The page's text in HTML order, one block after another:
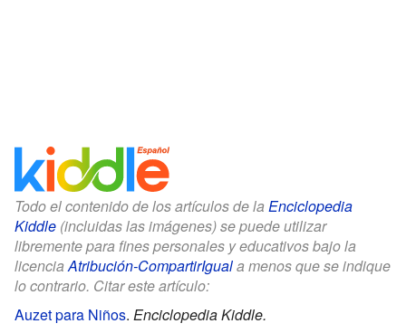
Todo el contenido de los artículos de la Enciclopedia
Kiddle (incluidas las imágenes) se puede utilizar
libremente para fines personales y educativos bajo la
licenciaAtribución-CompartirIguala menos que se indique
lo contrario. Citar este artículo:
Auzet para Niños. Enciclopedia Kiddle.